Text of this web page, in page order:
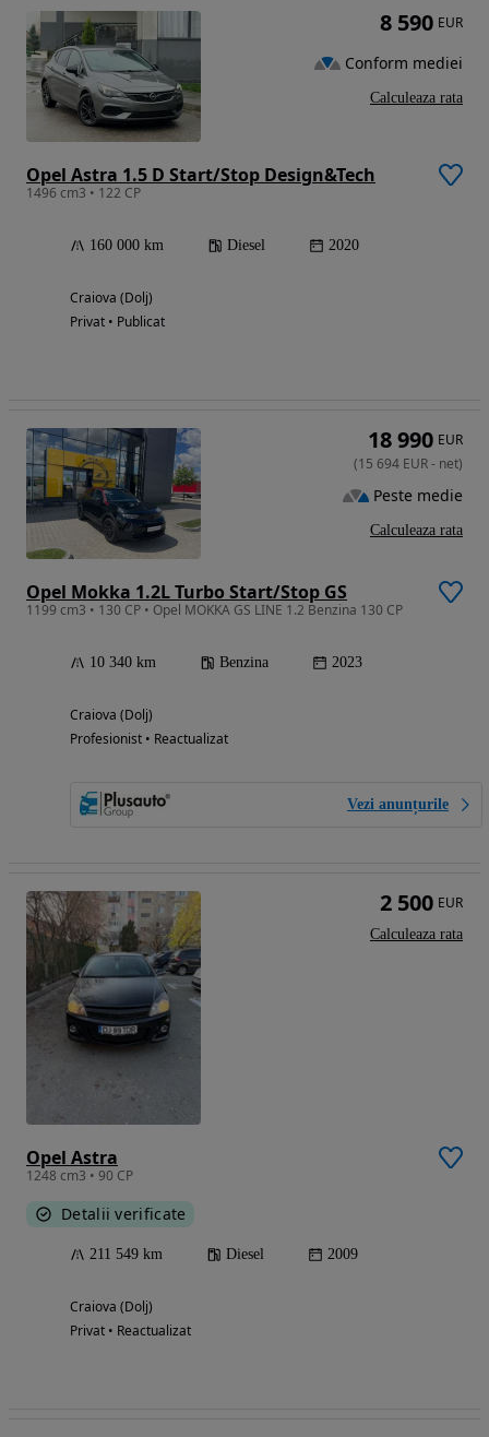
Opel Astra 1.5 D Start/Stop Design&Tech
1496 cm3 • 122 CP
160 000 km Diesel 2020
Craiova (Dolj)
Privat • Publicat
8 590 EUR
Conform mediei
Calculeaza rata
Opel Mokka 1.2L Turbo Start/Stop GS
1199 cm3 • 130 CP • Opel MOKKA GS LINE 1.2 Benzina 130 CP
10 340 km Benzina 2023
Craiova (Dolj)
Profesionist • Reactualizat
Vezi anunțurile
18 990 EUR
(15 694 EUR- net)
Peste medie
Calculeaza rata
Opel Astra
1248 cm3 • 90 CP
Detalii verificate
211 549 km Diesel 2009
Craiova (Dolj)
Privat • Reactualizat
2 500 EUR
Calculeaza rata